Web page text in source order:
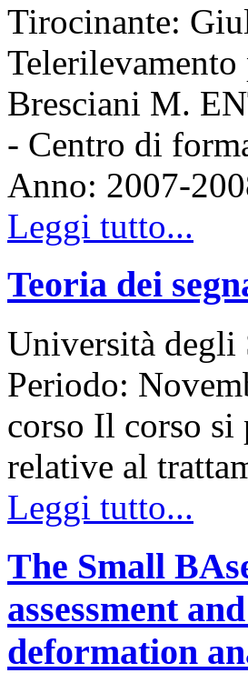
Tirocinante:
Bresciani M.
- Centro di
Anno: 2007-
Leggi tutto...
Teoria dei
Università degli
Periodo:
corso Il corso si
relative al
Leggi tutto...
The Small
assessment
deformation